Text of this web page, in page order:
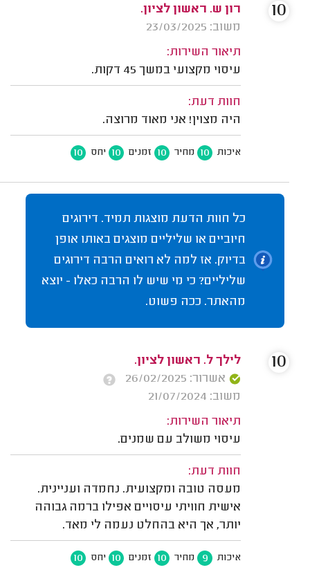
רון ש. ראשון לציון.
משוב: 23/03/2025
תיאור השירות:
עיסוי מקצועי במשך 45 דקות.
חוות דעת:
היה מצוין! אני מאוד מרוצה.
איכות 10 מחיר 10 זמנים 10 יחס 10
10
כל חוות הדעת מוצגות תמיד. דירוגים
חיוביים או שליליים מוצגים באותו אופן
בדיוק. אז למה לא רואים הרבה דירוגים
שליליים? כי מי שיש לו הרבה כאלו - יוצא
מהאתר. ככה פשוט.
לילך ל. ראשון לציון.
אשרור: 26/02/2025
משוב: 21/07/2024
תיאור השירות:
עיסוי משולב עם שמנים.
חוות דעת:
מעסה טובה ומקצועית. נחמדה ועניינית.
אישית חוויתי עיסויים אפילו ברמה גבוהה
יותר, אך היא בהחלט נעמה לי מאד.
איכות 9 מחיר 10 זמנים 10 יחס 10
10